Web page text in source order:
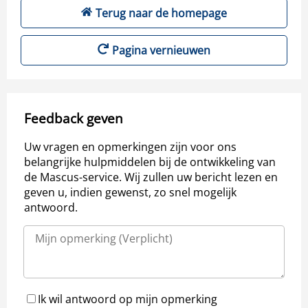
Terug naar de homepage
Pagina vernieuwen
Feedback geven
Uw vragen en opmerkingen zijn voor ons
belangrijke hulpmiddelen bij de ontwikkeling van
de Mascus-service. Wij zullen uw bericht lezen en
geven u, indien gewenst, zo snel mogelijk
antwoord.
Ik wil antwoord op mijn opmerking